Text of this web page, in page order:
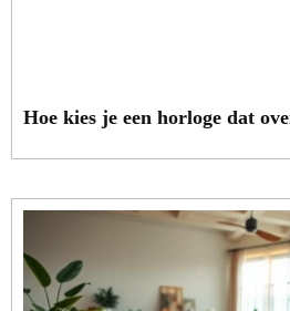
Hoe kies je een horloge dat